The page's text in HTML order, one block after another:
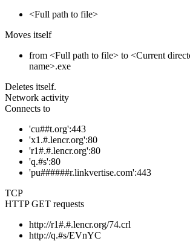
<Full path to file>
Moves itself
from <Full path to file> to <Current
name>.exe
Deletes itself.
Network activity
Connects to
'cu##t.org':443
'x1.#.lencr.org':80
'r1#.#.lencr.org':80
'q.#s':80
'pu######r.linkvertise.com':443
TCP
HTTP GET requests
http://r1#.#.lencr.org/74.crl
http://q.#s/EVnYC